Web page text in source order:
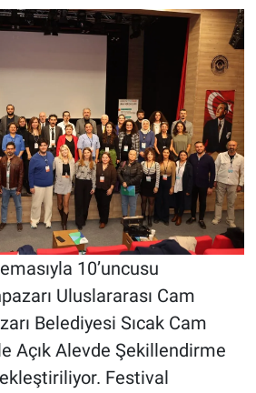
10’uncusu
Uluslararası Cam
Belediyesi Sıcak Cam
Açık Alevde Şekillendirme
Festival